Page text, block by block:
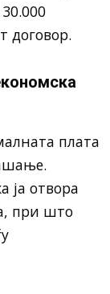
договор.
плата
ја отвора
при што